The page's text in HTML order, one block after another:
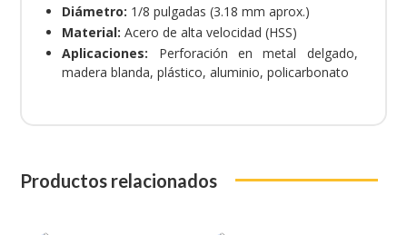
Diámetro: 1/8 pulgadas (3.18 mm aprox.)
Material: Acero de alta velocidad (HSS)
Aplicaciones: Perforación en metal delgado,
madera blanda, plástico, aluminio, policarbonato
Productos relacionados